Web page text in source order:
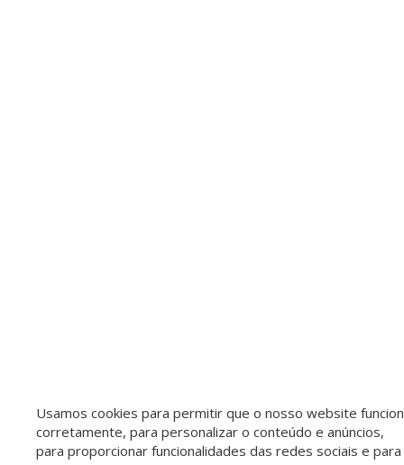
Usamos cookies para permitir que o nosso website
corretamente, para personalizar o conteúdo e anúncios,
para proporcionar funcionalidades das redes sociais e para